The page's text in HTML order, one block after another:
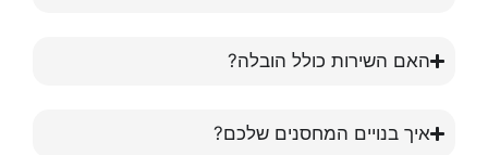
האם השירות כולל הובלה?
איך בנויים המחסנים שלכם?